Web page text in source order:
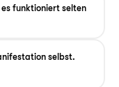
funktioniert selten
selbst.